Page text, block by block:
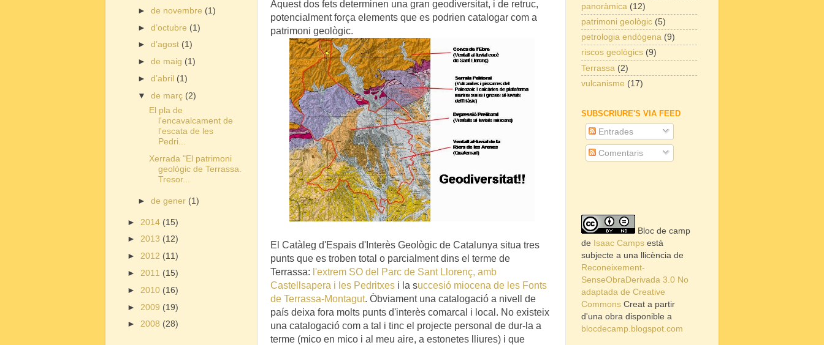
Aquest dos fets determinen una gran geodiversitat, i de retruc,
potencialment força elements que es podrien catalogar com a
patrimoni geològic.
El Catàleg d'Espais d'Interès Geològic de Catalunya situa tres
punts que es troben total o parcialmentdins el terme de
Terrassa: l'extrem SO del Parc de Sant Llorenç, amb
Castellsapera i les Pedritxes i la succesió miocena de les Fonts
de Terrassa-Montagut. Òbviament una catalogació a nivell de
país deixa fora molts punts d'interès comarcal i local. No existeix
una catalogació com a tal i tinc el projecte personal de dur-la a
terme (mico en mico i al meu aire, a estonetes lliures) i que
►de novembre (1)
►d’octubre (1)
►d’agost (1)
►de maig (1)
►d’abril (1)
▼de març (2)
El pla de
l'encavalcament de
l'escata de les
Pedri...
Xerrada "El patrimoni
geològic de Terrassa.
Tresor...
►de gener (1)
► 2014 (15)
► 2013 (12)
► 2012 (11)
► 2011 (15)
► 2010 (16)
► 2009 (19)
► 2008 (28)
panoràmica (12)
patrimoni geològic (5)
petrologia endògena (9)
riscos geològics (9)
Terrassa (2)
vulcanisme (17)
SUBSCRIURE'S VIA FEED
Entrades
Comentaris
Bloc de camp
de Isaac Camps està
subjecte a una llicència de
Reconeixement-
SenseObraDerivada 3.0 No
adaptada de Creative
Commons Creat a partir
d'una obra disponible a
blocdecamp.blogspot.com